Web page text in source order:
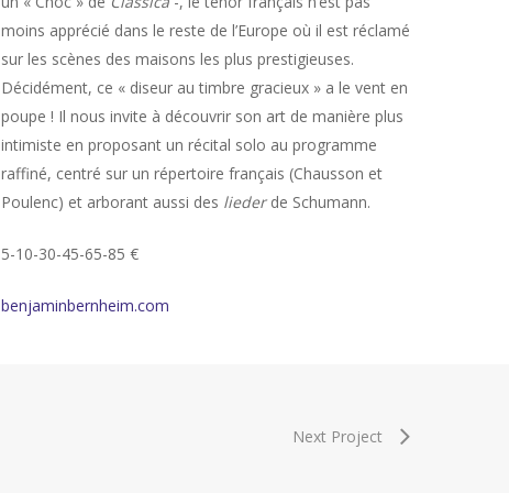
moins apprécié dans le reste de l’Europe où il est réclamé
sur les scènes des maisons les plus prestigieuses.
Décidément, ce « diseur au timbre gracieux » a le vent en
poupe ! Il nous invite à découvrir son art de manière plus
intimiste en proposant un récital solo au programme
raffiné, centré sur un répertoire français (Chausson et
Poulenc) et arborant aussi des liederde Schumann.
5-10-30-45-65-85 €
benjaminbernheim.com
Next Project